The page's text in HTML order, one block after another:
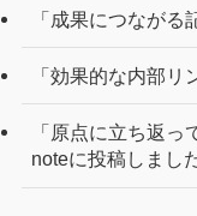
「成果につなが
「効果的な内部
「原点に立ち返
noteに投稿しまし